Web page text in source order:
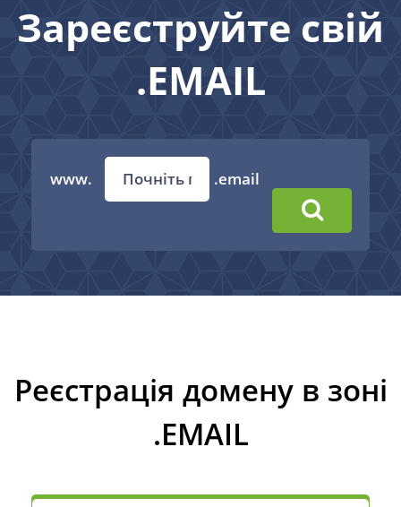
Зареєструйте свій
.EMAIL
www. .email
Реєстрація домену в зоні
.EMAIL